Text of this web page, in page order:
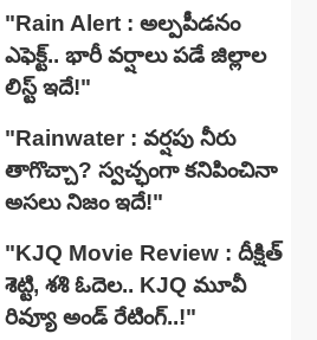
"Rain Alert : అల్పపీడనం
ఎఫెక్ట్.. భారీ వర్షాలు పడే జిల్లాల
లిస్ట్ ఇదే!"
"Rainwater : వర్షపు నీరు
తాగొచ్చా? స్వచ్ఛంగా కనిపించినా
అసలు నిజం ఇదే!"
"KJQ Movie Review : దీక్షిత్
శెట్టి, శశి ఓదెల.. KJQ మూవీ
రివ్యూ అండ్ రేటింగ్‌..!"